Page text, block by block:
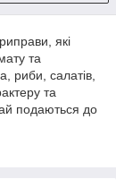
які
та
риби, салатів,
та
подаються до